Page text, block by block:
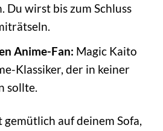
Du wirst bis zum Schluss
Anime-Fan: Magic Kaito
Klassiker, der in keiner
sollte.
auf deinem Sofa,